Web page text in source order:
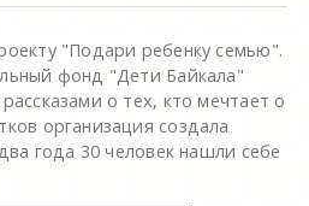
"Подари ребенку семью".
фонд "Дети Байкала"
о тех, кто мечтает о
организация создала
года 30 человек нашли себе